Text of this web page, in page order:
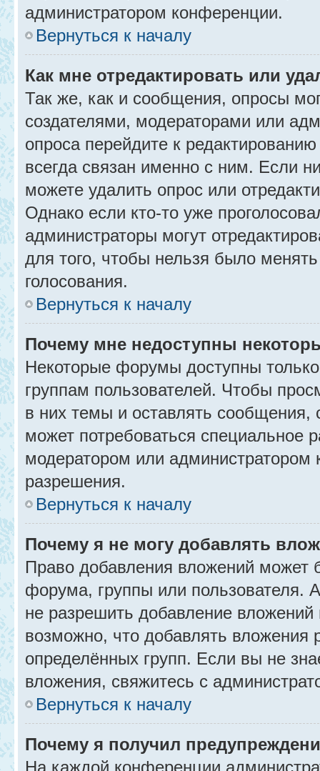
администратором конференции.
Вернуться к началу
Как мне отредактировать или
Так же, как и сообщения, опросы
создателями, модераторами или
опроса перейдите к
всегда связан именно с ним. Если
можете удалить опрос или
Однако если кто-то уже
администраторы могут
для того, чтобы нельзя было
голосования.
Вернуться к началу
Почему мне недоступны
Некоторые форумы доступны
группам пользователей. Чтобы
в них темы и оставлять сообщения,
может потребоваться специальное
модератором или администратором
разрешения.
Вернуться к началу
Почему я не могу добавлять
Право добавления вложений может
форума, группы или пользователя.
не разрешить добавление
возможно, что добавлять вложения
определённых групп. Если вы не
вложения, свяжитесь с
Вернуться к началу
Почему я получил
На каждой конференции